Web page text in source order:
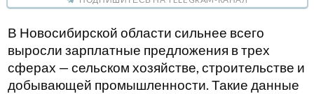
В Новосибирской области сильнее всего
выросли зарплатные предложения в трех
сферах — сельском хозяйстве, строительстве и
добывающей промышленности. Такие данные